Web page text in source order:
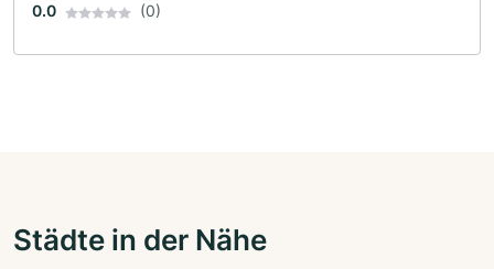
0.0 (0)
Städte in der Nähe